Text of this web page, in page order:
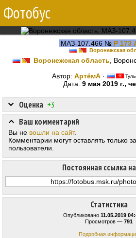
Фотобус
МАЗ-107.466 № Р 173
Воронежская
Воронежская область ,
Автор: АртёмА ·
Дата: 9 мая 2019 г.,
Статистика
Опубликовано 11.05.2019
Просмотров — 791
Подробная
Оценка +3
Постоянная ссылка
Ваш комментарий
Вы не вошли на сайт.
Комментарии могут оставлять только
пользователи.